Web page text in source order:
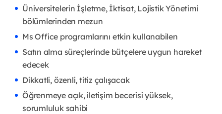
Üniversitelerin İşletme, İktisat, Lojistik Yönetimi
bölümlerinden mezun
Ms Office programlarını etkin kullanabilen
Satın alma süreçlerinde bütçelere uygun hareket
edecek
Dikkatli, özenli, titiz çalışacak
Öğrenmeye açık, iletişim becerisi yüksek,
sorumluluk sahibi